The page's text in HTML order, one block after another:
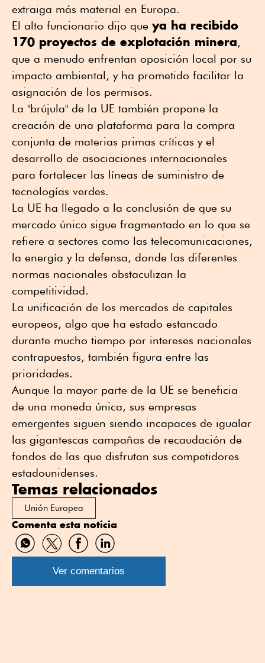
extraiga más material en Europa.
El alto funcionario dijo que ya ha recibido
170 proyectos de explotación minera,
que a menudo enfrentan oposición local por su
impacto ambiental, y ha prometido facilitar la
asignación de los permisos.
La "brújula" de la UE también propone la
creación de una plataforma para la compra
conjunta de materias primas críticas y el
desarrollo de asociaciones internacionales
para fortalecer las líneas de suministro de
tecnologías verdes.
La UE ha llegado a la conclusión de que su
mercado único sigue fragmentado en lo que se
refiere a sectores como las telecomunicaciones,
la energía y la defensa, donde las diferentes
normas nacionales obstaculizan la
competitividad.
La unificación de los mercados de capitales
europeos, algo que ha estado estancado
durante mucho tiempo por intereses nacionales
contrapuestos, también figura entre las
prioridades.
Aunque la mayor parte de la UE se beneficia
de una moneda única, sus empresas
emergentes siguen siendo incapaces de igualar
las gigantescas campañas de recaudación de
fondos de las que disfrutan sus competidores
estadounidenses.
Temas relacionados
Unión Europea
Comenta esta noticia
Compartir
por
WhatsApp
Compartir
por
Twitter
Compartir
por
Facebook
Compartir
por
Linkedin
Ver comentarios